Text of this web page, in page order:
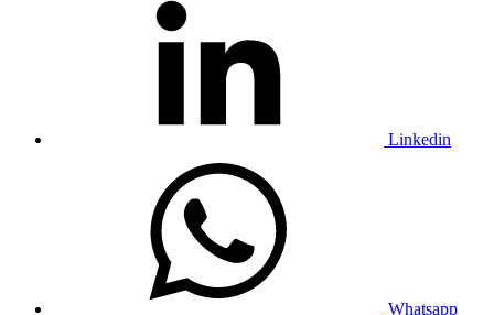
Linkedin
Whatsapp